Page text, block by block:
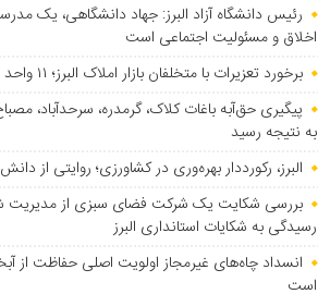
رئیس دانشگاه آزاد البرز: جهاد دانشگاهی، یک
اخلاق و مسئولیت اجتماعی است
برخورد تعزیرات با متخلفان بازار املاک البرز؛ ۱۱ واحد پلمب شد
پیگیری حق‌آبه باغات کلاک، گرمدره، سرحدآباد،
به نتیجه رسید
البرز، رکورددار بهره‌وری در کشاورزی؛ روایتی از
بررسی شکایت یک شرکت فضای سبزی از مدیریت
رسیدگی به شکایات استانداری البرز
انسداد چاه‌های غیرمجاز اولویت اصلی حفاظت از
است